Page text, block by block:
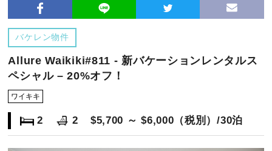
バケレン物件
Allure Waikiki#811 - 新バケーションレンタルス
ペシャル – 20%オフ！
ワイキキ
2 2 $5,700 ～ $6,000（税別）/30泊